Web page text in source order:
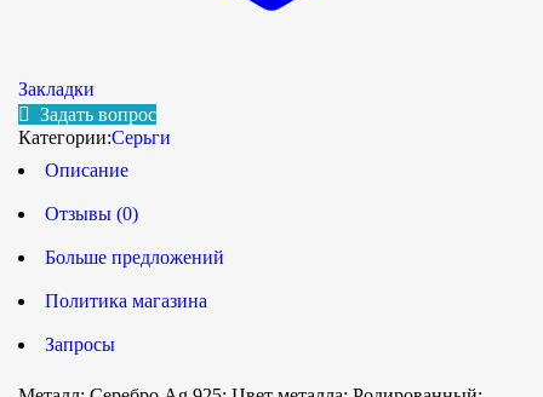
Закладки
Задать вопрос
Категории:Серьги
Описание
Отзывы (0)
Больше предложений
Политика магазина
Запросы